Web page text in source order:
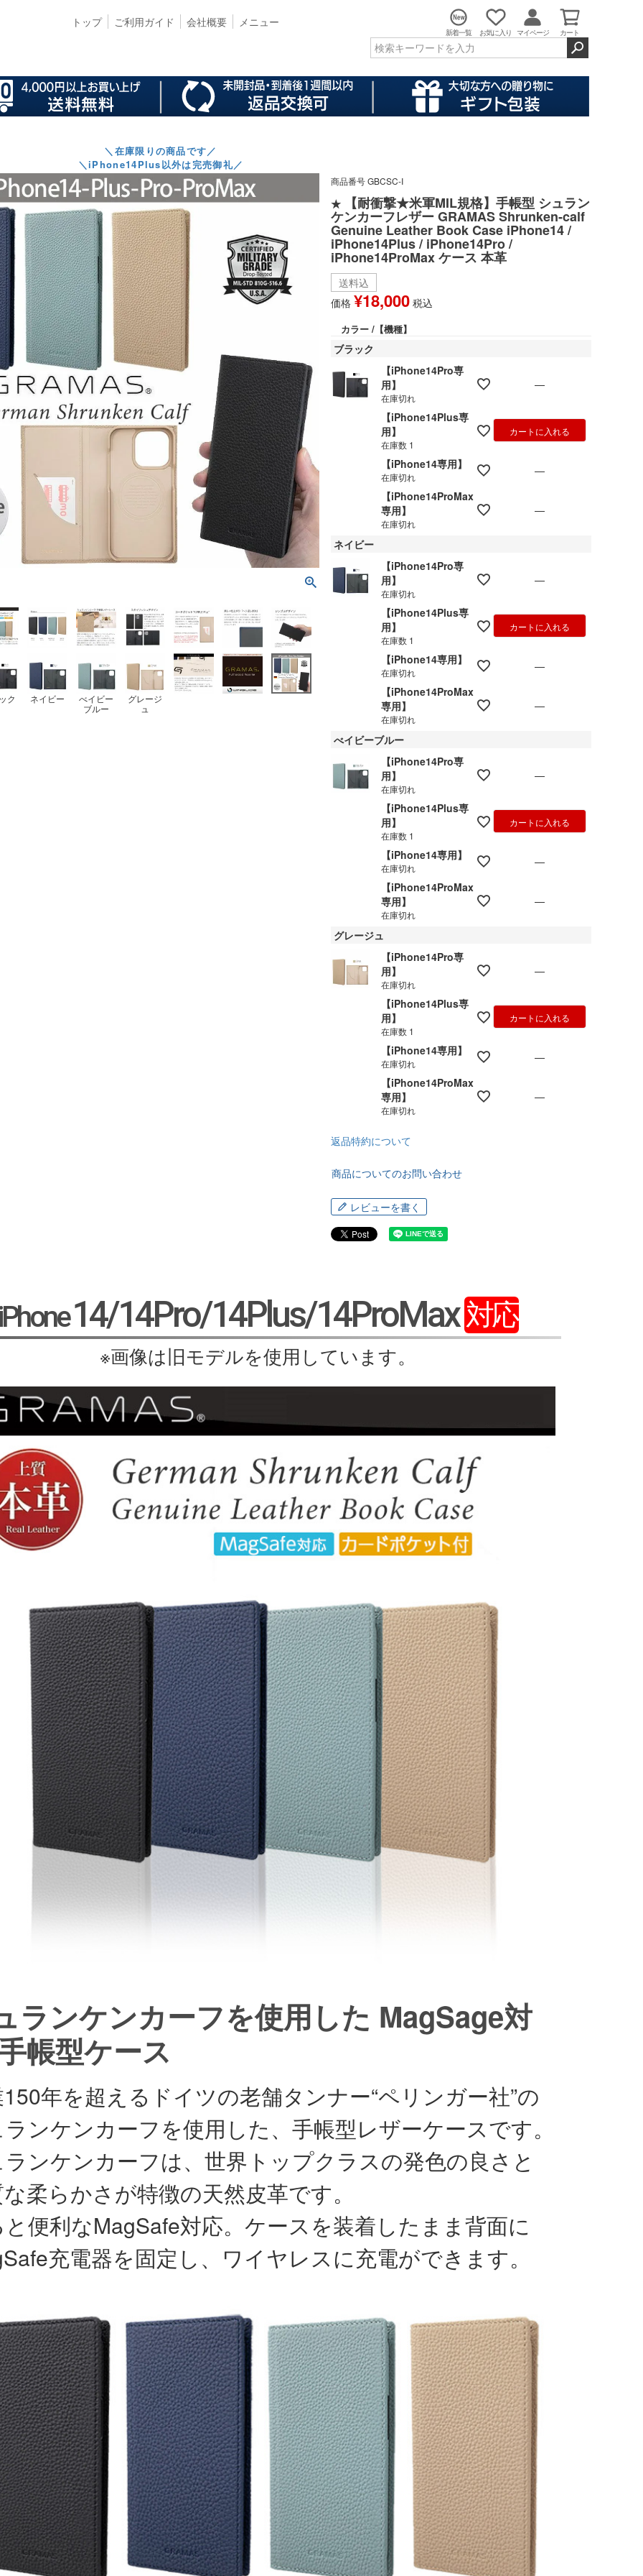
トップ ご利用ガイド 会社概要 メニュー
新着一覧 お気に入り マイページ カート
＼在庫限りの商品です／
＼iPhone14Plus以外は完売御礼／
ク ネイビー
べイビー
ブルー
グレージ
ュ
商品番号GBCSC-I
★ 【耐衝撃★米軍MIL規格】手帳型 シュラン
ケンカーフレザー GRAMAS Shrunken-calf
Genuine Leather Book Case iPhone14 /
iPhone14Plus / iPhone14Pro /
iPhone14ProMax ケース 本革
送料込
価格 ¥18,000 税込
カラー 【機種】
ブラック
【iPhone14Pro専
用】
在庫切れ
—
【iPhone14Plus専
用】
在庫数 1
カートに入れる
【iPhone14専用】
在庫切れ
—
【iPhone14ProMax
専用】
在庫切れ
—
ネイビー
【iPhone14Pro専
用】
在庫切れ
—
【iPhone14Plus専
用】
在庫数 1
カートに入れる
【iPhone14専用】
在庫切れ
—
【iPhone14ProMax
専用】
在庫切れ
—
べイビーブルー
【iPhone14Pro専
用】
在庫切れ
—
【iPhone14Plus専
用】
在庫数 1
カートに入れる
【iPhone14専用】
在庫切れ
—
【iPhone14ProMax
専用】
在庫切れ
—
グレージュ
【iPhone14Pro専
用】
在庫切れ
—
【iPhone14Plus専
用】
在庫数 1
カートに入れる
【iPhone14専用】
在庫切れ
—
【iPhone14ProMax
専用】
在庫切れ
—
返品特約について
商品についてのお問い合わせ
レビューを書く
14/14Pro/14Plus/14ProMax 対応
※画像は旧モデルを使用しています。
ランケンカーフを使用した MagSage対
帳型ケース
年を超えるドイツの老舗タンナー“ペリンガー社”の
ンケンカーフを使用した、手帳型レザーケースです。
ンケンカーフは、世界トップクラスの発色の良さと
柔らかさが特徴の天然皮革です。
便利なMagSafe対応。ケースを装着したまま背面に
充電器を固定し、ワイヤレスに充電ができます。